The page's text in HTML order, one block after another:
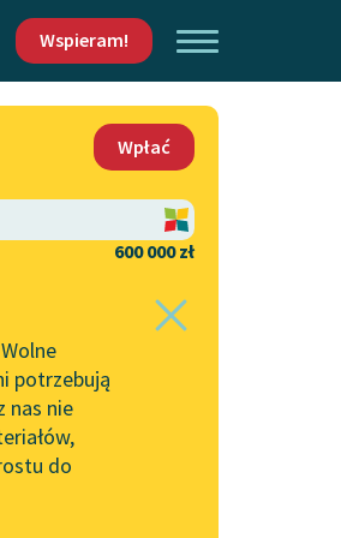
Wspieram!
wykorzystania
Lektur
promocyjne
Wpłać
600 000 zł
potrzebują
nas nie
do